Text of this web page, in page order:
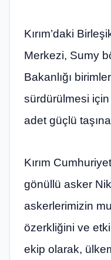
Kırım’daki
Merkezi, Sumy
Bakanlığı
sürdürülmesi
adet güçlü
Kırım
gönüllü asker
askerlerimizin
özerkliğini ve
ekip olarak,